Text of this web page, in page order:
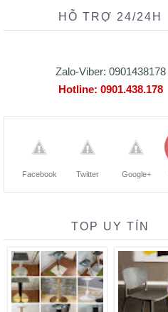
HỖ TRỢ 24/24H
Zalo-Viber: 0901438178
Hotline: 0901.438.178
Facebook Twitter Google+
TOP UY TÍN